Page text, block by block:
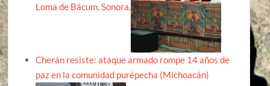
Loma de Bácum, Sonora.
Cherán resiste: ataque armado rompe 14 años de
paz en la comunidad purépecha (Michoacán)